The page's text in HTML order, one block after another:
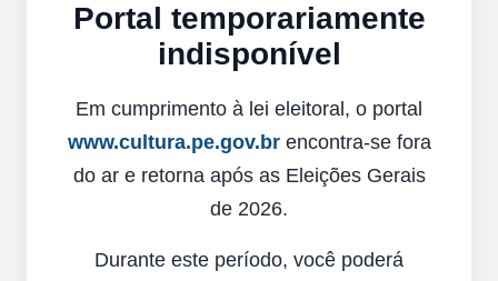
Portal temporariamente
indisponível
Em cumprimento à lei eleitoral, o portal
www.cultura.pe.gov.brencontra-se fora
do ar e retorna após as Eleições Gerais
de 2026.
Durante este período, você poderá